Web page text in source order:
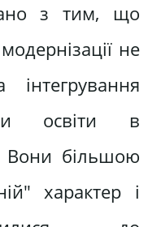
з тим, що
не
освіти в
Вони більшою
характер і